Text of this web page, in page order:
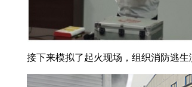
接下来模拟了起火现场，组织消防逃